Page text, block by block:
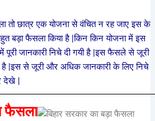
तो छात्र एक योजना से वंचित न रह जाए इस के
बड़ा फैसला किया है |किन किन योजना में इस
पूरी जानकारी निचे दी गयी है |इस फैसले से जूरी
है |इस से जूरी और अधिक जानकारी के लिए निचे
देखे |
फैसला